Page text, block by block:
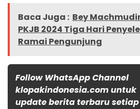
Baca Juga : Bey
PKJB 2024 Tiga Hari
Ramai Pengunjung
Follow WhatsApp Channel
klopakindonesia.com untuk
update berita terbaru setiap